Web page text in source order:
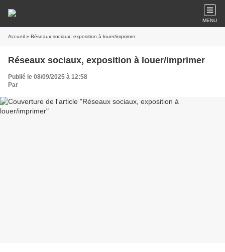
MENU
Accueil » Réseaux sociaux, exposition à louer/imprimer
Réseaux sociaux, exposition à louer/imprimer
Publié le 08/09/2025 à 12:58
Par